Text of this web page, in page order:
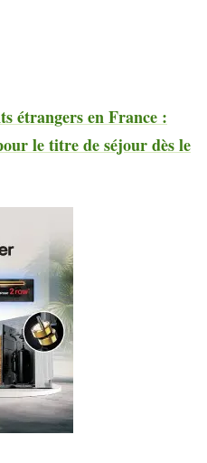
étrangers en France :
le titre de séjour dès le